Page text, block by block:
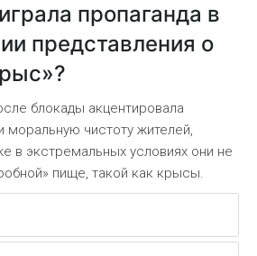
пропаганда в
представления о
блокады акцентировала
моральную чистоту жителей,
в экстремальных условиях они не
пище, такой как крысы.